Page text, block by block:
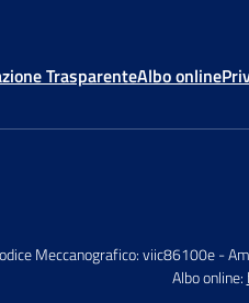
TrasparenteAlbo online
Meccanografico: viic86100e-
Albo online: